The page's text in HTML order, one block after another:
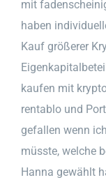
mit
haben
Kauf größerer
kaufen mit
rentablo und
gefallen wenn
müsste, welche
Hanna gewählt